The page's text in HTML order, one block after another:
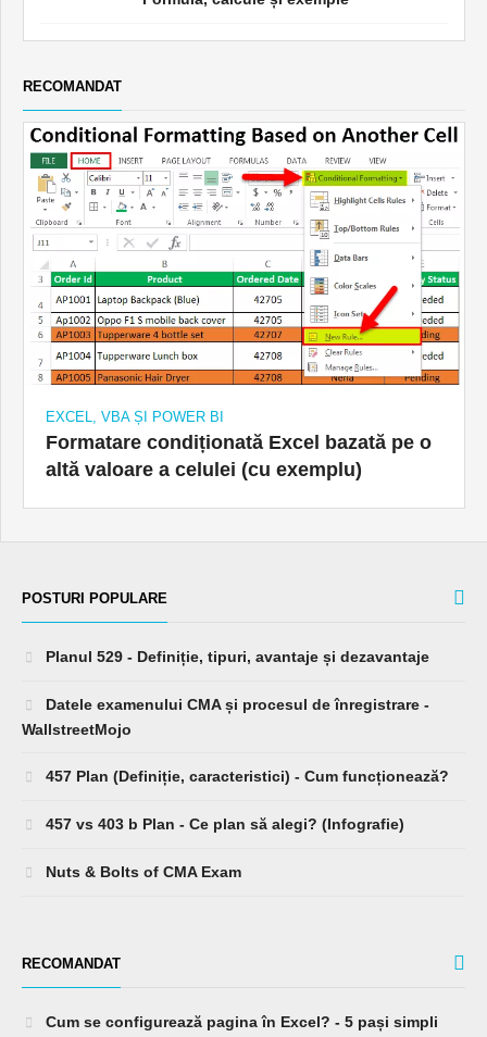
RECOMANDAT
EXCEL, VBA ȘI POWER BI
Formatare condiționată Excel bazată pe o
altă valoare a celulei (cu exemplu)
POSTURI POPULARE
Planul 529 - Definiție, tipuri, avantaje și dezavantaje
Datele examenului CMA și procesul de înregistrare -
WallstreetMojo
457 Plan (Definiție, caracteristici) - Cum funcționează?
457 vs 403 b Plan - Ce plan să alegi? (Infografie)
Nuts & Bolts of CMA Exam
RECOMANDAT
Cum se configurează pagina în Excel? - 5 pași simpli